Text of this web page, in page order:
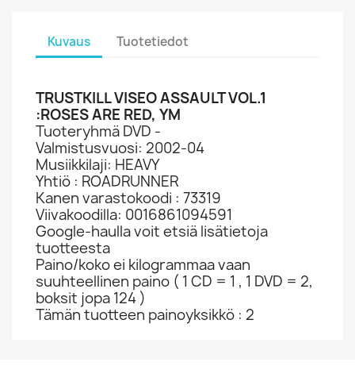
Kuvaus Tuotetiedot
TRUSTKILL VISEO ASSAULT VOL.1
:ROSES ARE RED, YM
Tuoteryhmä DVD -
Valmistusvuosi: 2002-04
Musiikkilaji: HEAVY
Yhtiö : ROADRUNNER
Kanen varastokoodi : 73319
Viivakoodilla: 0016861094591
Google-haulla voit etsiä lisätietoja
tuotteesta
Paino/koko ei kilogrammaa vaan
suuhteellinen paino ( 1 CD = 1 , 1 DVD = 2,
boksit jopa 124 )
Tämän tuotteen painoyksikkö : 2